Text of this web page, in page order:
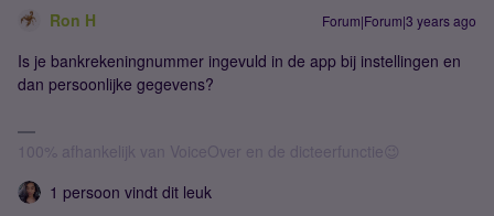
Ron H Forum|Forum|3 years ago
Is je bankrekeningnummer ingevuld in de app bij instellingen en
dan persoonlijke gegevens?
100% afhankelijk van VoiceOver en de dicteerfunctie😉
1 persoon vindt dit leuk